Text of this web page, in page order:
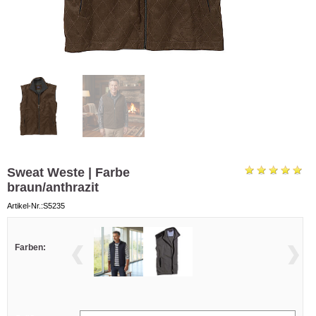
Sweat Weste | Farbe
braun/anthrazit
Artikel-Nr.:S5235
Farben: